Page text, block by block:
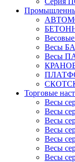
Весы
Весы
Торговые
Весы
Весы
Весы
Весы
Весы
Весы
Весы